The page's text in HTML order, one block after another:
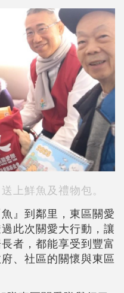
上鮮魚及禮物包。
』到鄰里，東區關愛
此次關愛大行動，讓
者，都能享受到豐富
、社區的關懷與東區